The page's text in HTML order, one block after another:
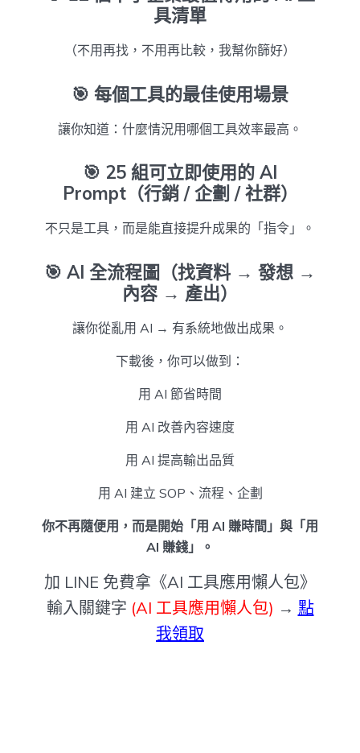
具清單
（不用再找，不用再比較，我幫你篩好）
🎯 每個工具的最佳使用場景
讓你知道：什麼情況用哪個工具效率最高。
🎯 25 組可立即使用的 AI
Prompt（行銷 / 企劃 / 社群）
不只是工具，而是能直接提升成果的「指令」。
🎯 AI 全流程圖（找資料 → 發想 →
內容 → 產出）
讓你從亂用 AI → 有系統地做出成果。
下載後，你可以做到：
用 AI 節省時間
用 AI 改善內容速度
用 AI 提高輸出品質
用 AI 建立 SOP、流程、企劃
你不再隨便用，而是開始「用 AI 賺時間」與「用
AI 賺錢」。
加 LINE 免費拿《AI 工具應用懶人包》
輸入關鍵字 (AI 工具應用懶人包) → 點
我領取